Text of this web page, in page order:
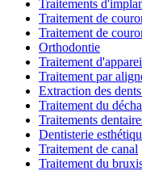
Traitements
Traitement de
Traitement de
Orthodontie
Traitement
Traitement par
Extraction des dents
Traitement du
Traitements
Dentisterie
Traitement de canal
Traitement du